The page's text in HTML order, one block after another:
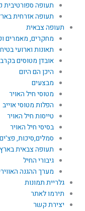
תעופה ספורטיבית
תעופה אזרחית
תעופה צבאית
מחקרים, מאמרים
תאונות וארועי
אובדן מטוסים בקרב
היכן הם היום
מבצעים
מטוסי חיל האויר
הפלות מטוסי אוייב
טייסות חיל האויר
בסיסי חיל האויר
סמלים,סיכות,
תעופה צבאית
גיבורי החיל
מערך ההגנה
גלריית תמונות
תירמו לאתר
יצירת קשר